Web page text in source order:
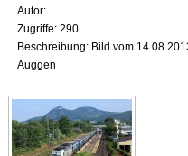
Autor:
Zugriffe: 290
Beschreibung: Bild vom
Auggen